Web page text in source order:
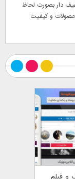
خود را از 30تا 60درصد تخفیف دار بصورت لحاظ
و کیفیت
و فیلم